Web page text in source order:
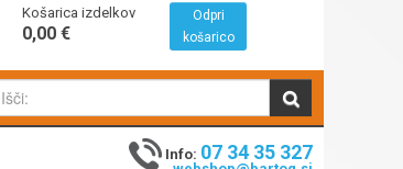
Košarica izdelkov
0,00 €
Odpri
košarico
Info: 07 34 35 327